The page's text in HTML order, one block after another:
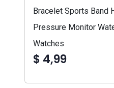
Bracelet Sports Band
Pressure Monitor
Watches
$ 4,99